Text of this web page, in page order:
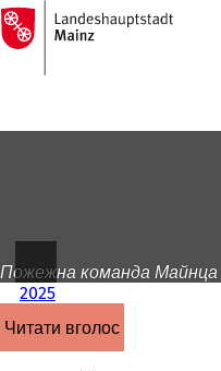
Перейти до змісту
На
головну
сторінку
Пожежна команда Майнца
2025
читати вголос